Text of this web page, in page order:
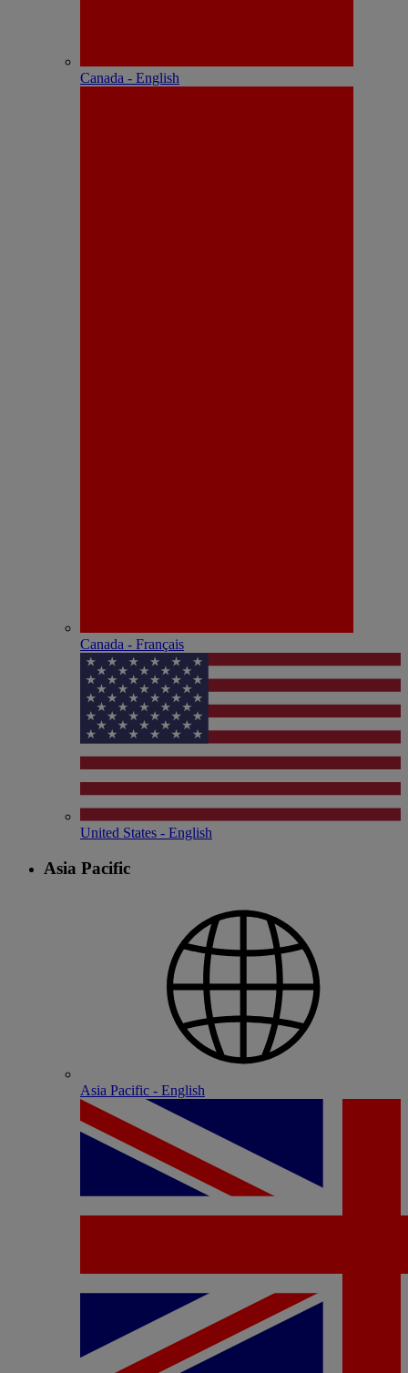
Canada - English
Canada - Français
United States - English
Asia Pacific
Asia Pacific - English